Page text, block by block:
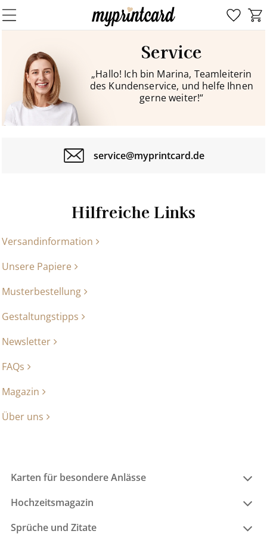
Service
„Hallo! Ich bin Marina, Teamleiterin
des Kundenservice, und helfe Ihnen
gerne weiter!“
service@myprintcard.de
Hilfreiche Links
Versandinformation
Unsere Papiere
Musterbestellung
Gestaltungstipps
Newsletter
FAQs
Magazin
Über uns
Karten für besondere Anlässe
Hochzeitsmagazin
Sprüche und Zitate